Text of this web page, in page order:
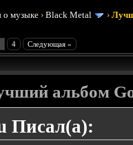
о музыке ›Black Metal ›
4 Следующая »
альбом
Писал(а):